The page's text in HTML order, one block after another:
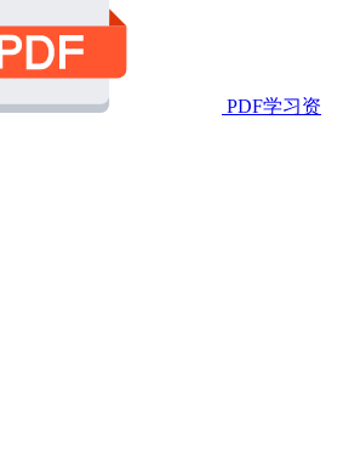
PDF学习资